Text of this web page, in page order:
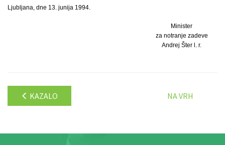
Ljubljana, dne 13. junija 1994.
Minister
za notranje zadeve
Andrej Šter l. r.
KAZALO NA VRH